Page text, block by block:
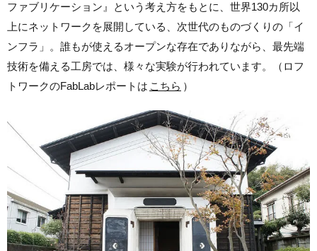
ファブリケーション』という考え方をもとに、世界130カ所以
上にネットワークを展開している、次世代のものづくりの「イ
ンフラ」。誰もが使えるオープンな存在でありながら、最先端
技術を備える工房では、様々な実験が行われています。（ロフ
トワークのFabLabレポートは こちら ）